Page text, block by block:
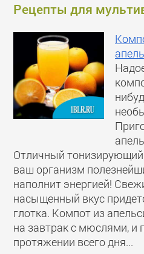
Рецепты для
Отличный тонизирующий
ваш организм
наполнит энергией!
насыщенный вкус
глотка. Компот из
на завтрак с мюслями, и
протяжении всего дня...